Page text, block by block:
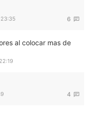
6
al colocar mas de
4